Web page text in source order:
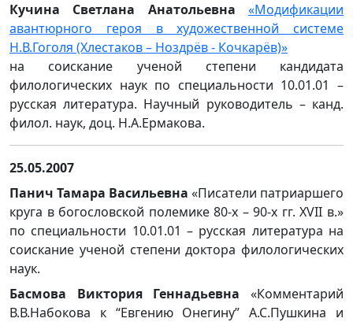
Кучина Светлана Анатольевна
«Модификации
авантюрного героя в художественной системе
Н.В.Гоголя (Хлестаков – Ноздрёв - Кочкарёв)»
на соискание ученой степени кандидата
филологических наук по специальности 10.01.01 –
русская литература. Научный руководитель – канд.
филол. наук, доц. Н.А.Ермакова.
25.05.2007
Панич Тамара Васильевна «Писатели патриаршего
круга в богословской полемике 80-х – 90-х гг. XVII в.»
по специальности 10.01.01 – русская литература на
соискание ученой степени доктора филологических
наук.
Басмова Виктория Геннадьевна «Комментарий
В.В.Набокова к “Евгению Онегину” А.С.Пушкина и